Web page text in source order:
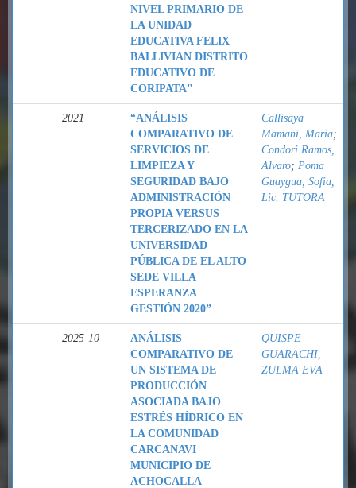
NIVEL PRIMARIO DE
LA UNIDAD
EDUCATIVA FELIX
BALLIVIAN DISTRITO
EDUCATIVO DE
CORIPATA"
2021
“ANÁLISIS
COMPARATIVO DE
SERVICIOS DE
LIMPIEZA Y
SEGURIDAD BAJO
ADMINISTRACIÓN
PROPIA VERSUS
TERCERIZADO EN LA
UNIVERSIDAD
PÚBLICA DE EL ALTO
SEDE VILLA
ESPERANZA
GESTIÓN 2020”
Callisaya
Mamani, Maria;
Condori Ramos,
Alvaro; Poma
Guaygua, Sofia,
Lic. TUTORA
2025-10
ANÁLISIS
COMPARATIVO DE
UN SISTEMA DE
PRODUCCIÓN
ASOCIADA BAJO
ESTRÉS HÍDRICO EN
LA COMUNIDAD
CARCANAVI
MUNICIPIO DE
ACHOCALLA
QUISPE
GUARACHI,
ZULMA EVA